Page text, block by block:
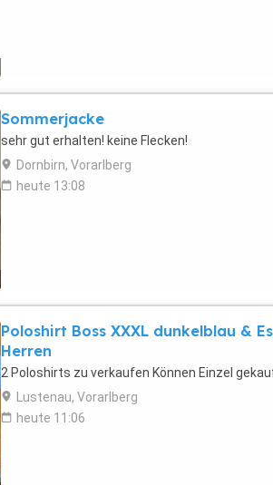
Sommerjacke
sehr gut erhalten! keine Flecken!
Dornbirn, Vorarlberg
heute 13:08
Poloshirt Boss XXXL dunkelblau &
Herren
2 Poloshirts zu verkaufen Können Einzel
Lustenau, Vorarlberg
heute 11:06